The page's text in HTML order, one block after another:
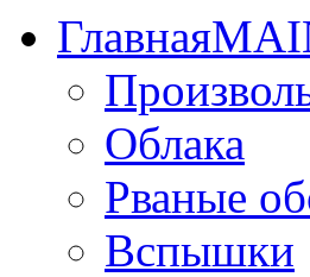
Главная
Облака
Рваные
Вспышки